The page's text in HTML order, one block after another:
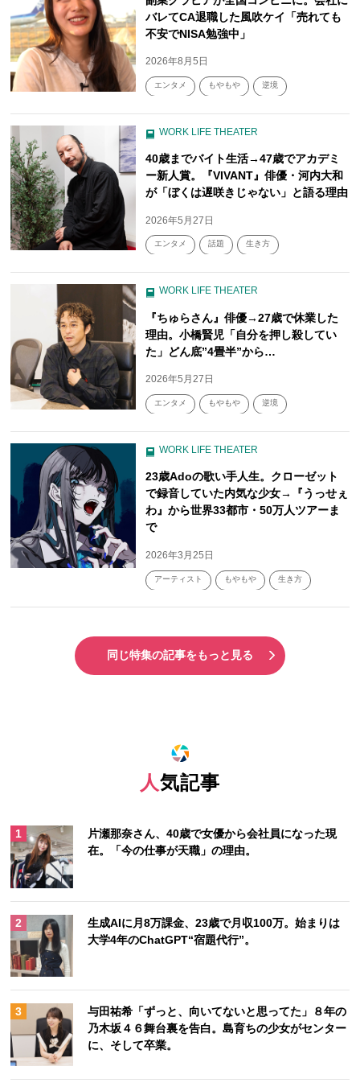
バレてCA退職した風吹ケイ「売れても
不安でNISA勉強中」
2026年8月5日
エンタメ もやもや 逆境
WORK LIFE THEATER
40歳までバイト生活→47歳でアカデミ
ー新人賞。『VIVANT』俳優・河内大和
が「ぼくは遅咲きじゃない」と語る理由
2026年5月27日
エンタメ 話題 生き方
WORK LIFE THEATER
『ちゅらさん』俳優→27歳で休業した
理由。小橋賢児「自分を押し殺してい
た」どん底”4畳半”から…
2026年5月27日
エンタメ もやもや 逆境
WORK LIFE THEATER
23歳Adoの歌い手人生。クローゼット
で録音していた内気な少女→『うっせぇ
わ』から世界33都市・50万人ツアーま
で
2026年3月25日
アーティスト もやもや 生き方
同じ特集の記事をもっと見る
人気記事
片瀬那奈さん、40歳で女優から会社員になった現
在。「今の仕事が天職」の理由。
生成AIに月8万課金、23歳で月収100万。始まりは
大学4年のChatGPT“宿題代行”。
与田祐希「ずっと、向いてないと思ってた」８年の
乃木坂４６舞台裏を告白。島育ちの少女がセンター
に、そして卒業。